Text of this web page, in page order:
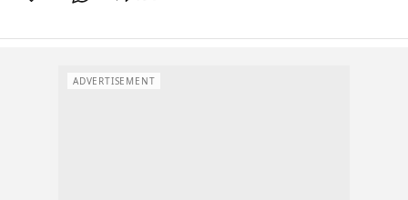
ADVERTISEMENT